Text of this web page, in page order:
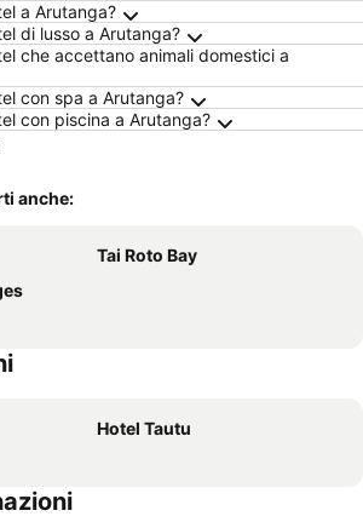
a Arutanga?
di lusso a Arutanga?
che accettano animali domestici a
con spa a Arutanga?
con piscina a Arutanga?
anche:
Tai Roto Bay
Hotel Tautu